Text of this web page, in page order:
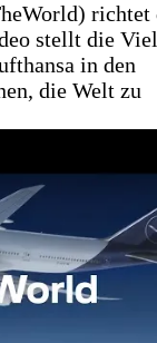
richtet
stellt die
in den
die Welt zu